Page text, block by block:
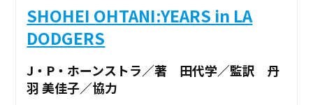
SHOHEI OHTANI:YEARS in LA
DODGERS
J・P・ホーンストラ／著 田代学／監訳 丹
羽 美佳子／協力